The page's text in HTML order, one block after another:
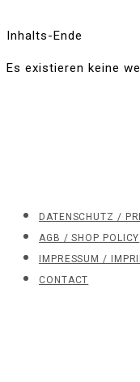
Inhalts-Ende
Es existieren keine
DATENSCHUTZ /
AGB / SHOP POLICY
IMPRESSUM /
CONTACT